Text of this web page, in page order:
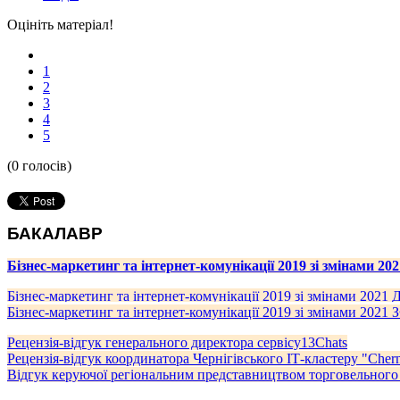
Оцініть матеріал!
1
2
3
4
5
(0 голосів)
БАКАЛАВР
Бізнес-маркетинг та інтернет-комунікації 2019 зі змінами
Бізнес-маркетинг та інтернет-комунікації 2019 зі змінами
Бізнес-маркетинг та інтернет-комунікації 2019 зі змінами 2021
Рецензія-відгук генерального директора сервісу13Chats
Рецензія-відгук координатора Чернігівського ІТ-кластеру
Відгук керуючої регіональним представництвом